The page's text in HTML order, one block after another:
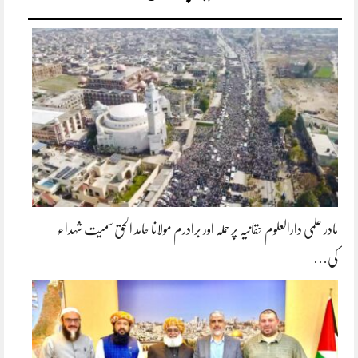
مادر علمی دارالعلوم حقانیہ پر حملہ اور برادرم مولانا حامد الحق سمیت شہداء
کی…